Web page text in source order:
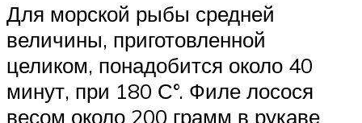
Для морской рыбы средней
величины, приготовленной
целиком, понадобится около 40
минут, при 180 С°. Филе лосося
весом около 200 грамм в рукаве